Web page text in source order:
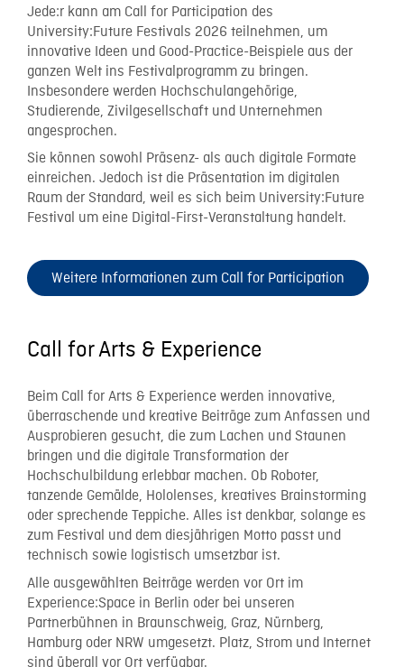
Jede:r kann am Call for Participation des
University:Future Festivals 2026 teilnehmen, um
innovative Ideen und Good-Practice-Beispiele aus der
ganzen Welt ins Festivalprogramm zu bringen.
Insbesondere werden Hochschulangehörige,
Studierende, Zivilgesellschaft und Unternehmen
angesprochen.
Sie können sowohl Präsenz- als auch digitale Formate
einreichen. Jedoch ist die Präsentation im digitalen
Raum der Standard, weil es sich beim University:Future
Festival um eine Digital-First-Veranstaltung handelt.
Weitere Informationen zum Call for Participation
Call for Arts & Experience
Beim Call for Arts & Experience werden innovative,
überraschende und kreative Beiträge zum Anfassen und
Ausprobieren gesucht, die zum Lachen und Staunen
bringen und die digitale Transformation der
Hochschulbildung erlebbar machen. Ob Roboter,
tanzende Gemälde, Hololenses, kreatives Brainstorming
oder sprechende Teppiche. Alles ist denkbar, solange es
zum Festival und dem diesjährigen Motto passt und
technisch sowie logistisch umsetzbar ist.
Alle ausgewählten Beiträge werden vor Ort im
Experience:Space in Berlin oder bei unseren
Partnerbühnen in Braunschweig, Graz, Nürnberg,
Hamburg oder NRW umgesetzt. Platz, Strom und Internet
sind überall vor Ort verfügbar.